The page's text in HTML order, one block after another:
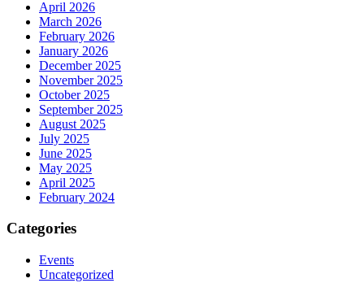
April 2026
March 2026
February 2026
January 2026
December 2025
November 2025
October 2025
September 2025
August 2025
July 2025
June 2025
May 2025
April 2025
February 2024
Categories
Events
Uncategorized